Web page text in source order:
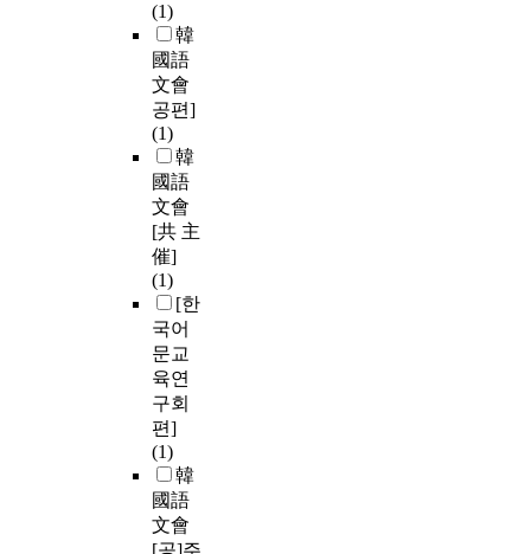
(1)
韓
國語
文會
공편]
(1)
韓
國語
文會
[共 主
催]
(1)
[한
국어
문교
육연
구회
편]
(1)
韓
國語
文會